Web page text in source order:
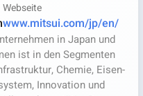
Webseite
www.mitsui.com/jp/en/
in Japan und
ist in den Segmenten
Chemie, Eisen-
Innovation und